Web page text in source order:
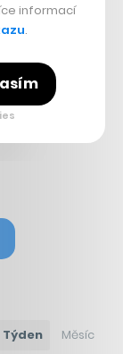
Týden Měsíc
informací
.